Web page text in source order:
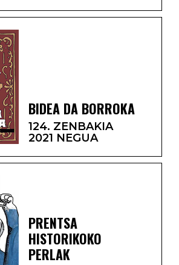
BIDEA DA BORROKA
124. ZENBAKIA
2021 NEGUA
PRENTSA
HISTORIKOKO
PERLAK